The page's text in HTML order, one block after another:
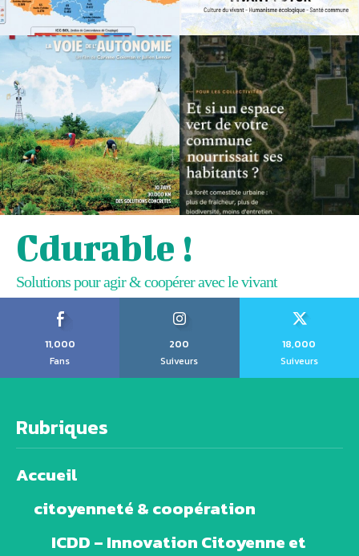
Cdurable !
Solutions pour agir & coopérer avec le vivant
11,000
Fans
200
Suiveurs
18,000
Suiveurs
Rubriques
Accueil
citoyenneté & coopération
ICDD – Innovation Citoyenne et